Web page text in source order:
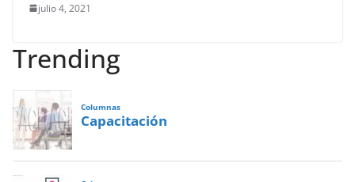
julio 4, 2021
Trending